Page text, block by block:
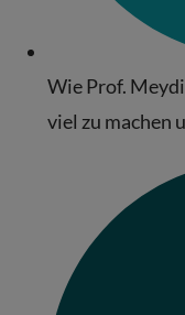
Wie Prof.
viel zu machen